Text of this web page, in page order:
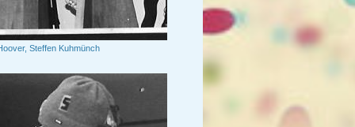
Steffen Kuhmünch